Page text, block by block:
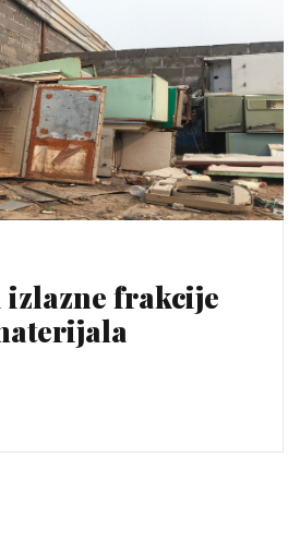
izlazne frakcije